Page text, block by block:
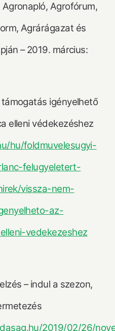
Agrofórum,
Agrárágazat és
– 2019. március:
igényelhető
elleni védekezéshez
hu/foldmuvelesugyi-
felugyeletert-
vissza-nem-
az-
vedekezeshez
– indul a szezon,
2019/02/26/